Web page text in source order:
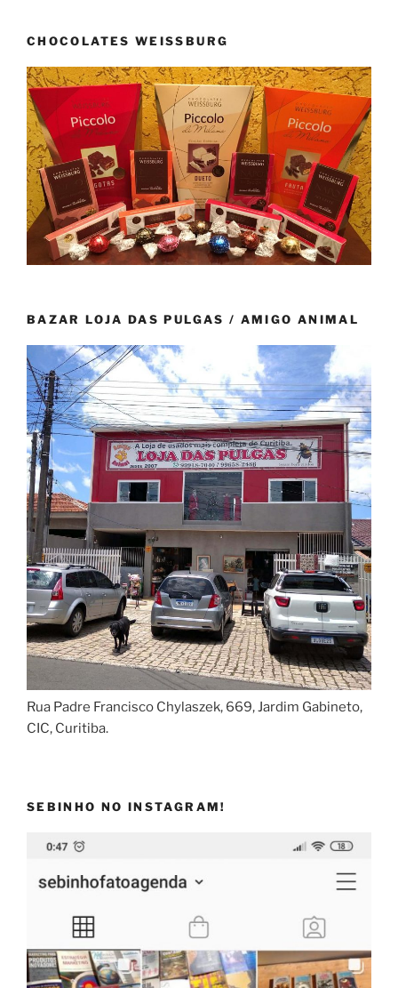
CHOCOLATES WEISSBURG
BAZAR LOJA DAS PULGAS / AMIGO ANIMAL
Rua Padre Francisco Chylaszek, 669, Jardim Gabineto,
CIC, Curitiba.
SEBINHO NO INSTAGRAM!